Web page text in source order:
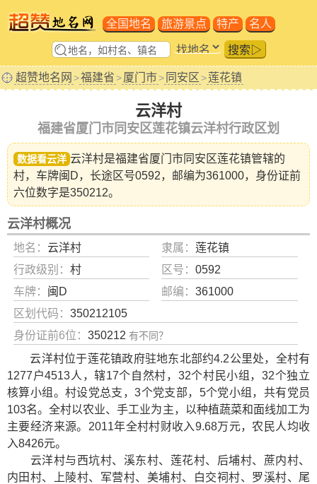
全国地名 旅游景点 特产 名人
搜索▷
超赞地名网 >福建省>厦门市> 同安区 >莲花镇
云洋村
福建省厦门市同安区莲花镇云洋村行政区划
数据看云洋 云洋村是福建省厦门市同安区莲花镇管辖的
村，车牌闽D，长途区号0592，邮编为361000，身份证前
六位数字是350212。
云洋村概况
地名： 云洋村 隶属：莲花镇
行政级别： 村 区号：0592
车牌： 闽D 邮编：361000
区划代码： 350212105
身份证前6位： 350212 有不同？
云洋村位于莲花镇政府驻地东北部约4.2公里处，全村有
1277户4513人，辖17个自然村，32个村民小组，32个独立
核算小组。村设党总支，3个党支部，5个党小组，共有党员
103名。全村以农业、手工业为主，以种植蔬菜和面线加工为
主要经济来源。2011年全村村财收入9.68万元，农民人均收
入8426元。
云洋村与西坑村、溪东村、莲花村、后埔村、蔗内村、
内田村、上陵村、军营村、美埔村、白交祠村、罗溪村、尾